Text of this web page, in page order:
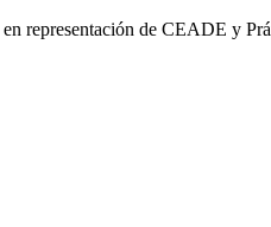
representación de CEADE y